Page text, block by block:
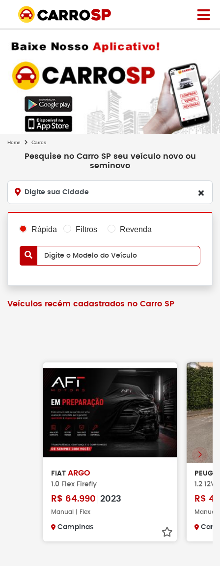
Home Carros
Pesquise no Carro SP seu veículo novo ou
seminovo
Digite sua Cidade
Rápida Filtros Revenda
Digite o Modelo do Veículo
Veículos recém cadastrados no Carro SP
FIAT ARGO
1.0 Flex Firefly
R$ 64.990 2023
Manual | Flex
Campinas
1.2
R$
Manual